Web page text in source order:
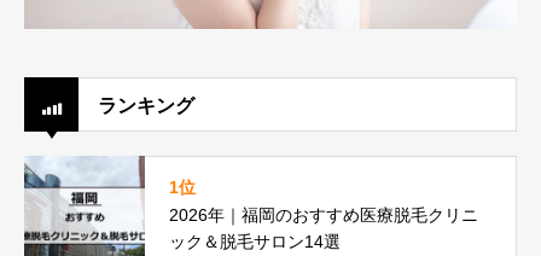
ランキング
1位
2026年｜福岡のおすすめ医療脱毛クリニ
ック＆脱毛サロン14選